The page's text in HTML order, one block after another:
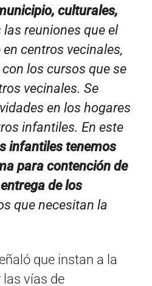
culturales,
las reuniones que el
centros vecinales,
los cursos que se
vecinales. Se
en los hogares
infantiles. En este
infantiles tenemos
para contención de
de los
que necesitan la
que instan a la
vías de